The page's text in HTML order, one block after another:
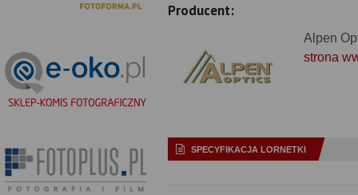
Producent:
Alpen
strona
SPECYFIKACJA LORNETKI